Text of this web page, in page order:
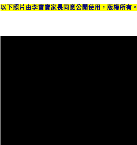
以下照片由李寶寶家長同意公開使用，版權所有。